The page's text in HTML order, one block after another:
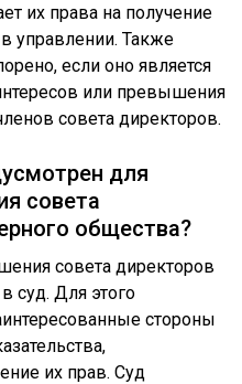
их права на получение
управлении. Также
если оно является
или превышения
совета директоров.
для
совета
общества?
совета директоров
суд. Для этого
стороны
их прав. Суд